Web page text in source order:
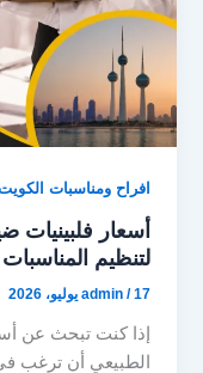
افراح ومناسبات
أسعار فلبينيات
لتنظيم
admin /17 يوليو، 2026
إذا كنت تبحث عن
الطبيعي أن ترغب